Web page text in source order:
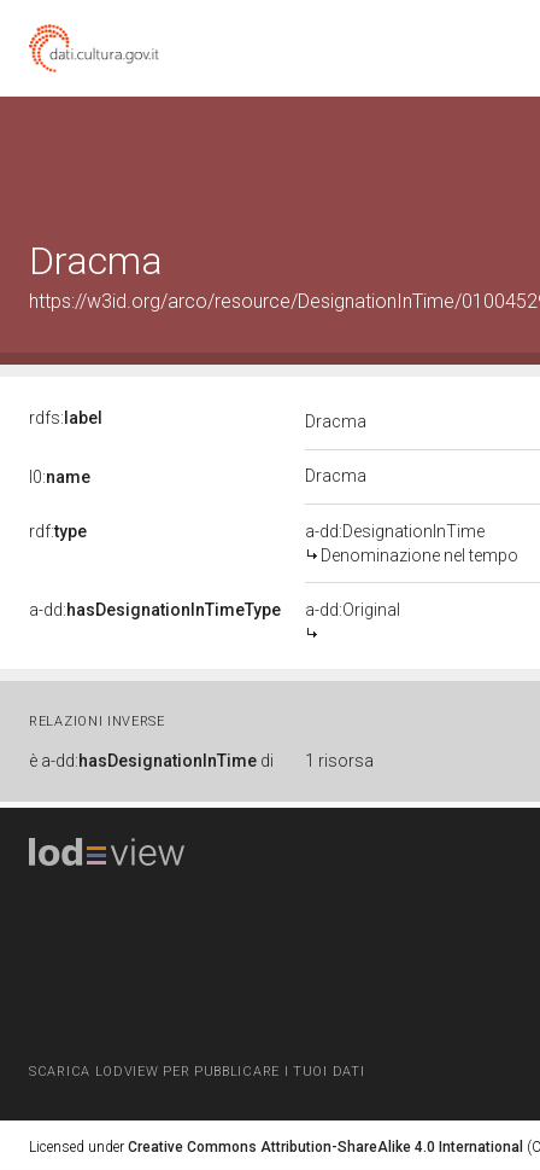
Dracma
https://w3id.org/arco/resource/DesignationInTime/
rdfs: label Dracma
l0:name Dracma
rdf:type
a-dd:DesignationInTime
Denominazione nel tempo
a-dd:hasDesignationInTimeType a-dd:Original
RELAZIONI INVERSE
è a-dd:hasDesignationInTime di 1 risorsa
SCARICA LODVIEW PER PUBBLICARE I TUOI DATI
Licensed under Creative Commons Attribution-ShareAlike 4.0 International